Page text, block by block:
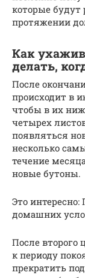
которые будут
протяжении
Как
делать,
После
происходит в
чтобы в их
четырех
появляться
несколько
течение
новые бутоны.
Это интересно:
домашних
После второго
к периоду
прекратить